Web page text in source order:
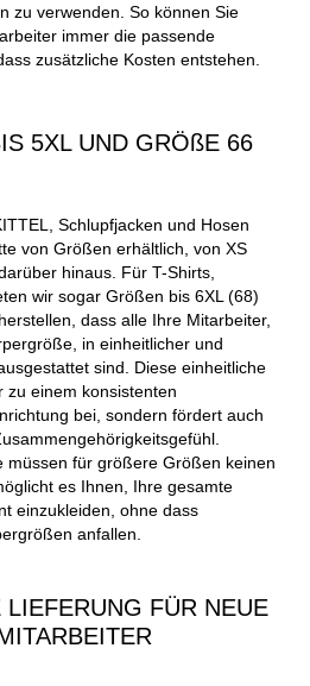
zu verwenden. So können Sie
immer die passende
zusätzliche Kosten entstehen.
5XL UND GRÖßE 66
Schlupfjacken und Hosen
von Größen erhältlich, von XS
hinaus. Für T-Shirts,
wir sogar Größen bis 6XL (68)
dass alle Ihre Mitarbeiter,
in einheitlicher und
sind. Diese einheitliche
zu einem konsistenten
bei, sondern fördert auch
müssen für größere Größen keinen
es Ihnen, Ihre gesamte
einzukleiden, ohne dass
anfallen.
LIEFERUNG FÜR NEUE